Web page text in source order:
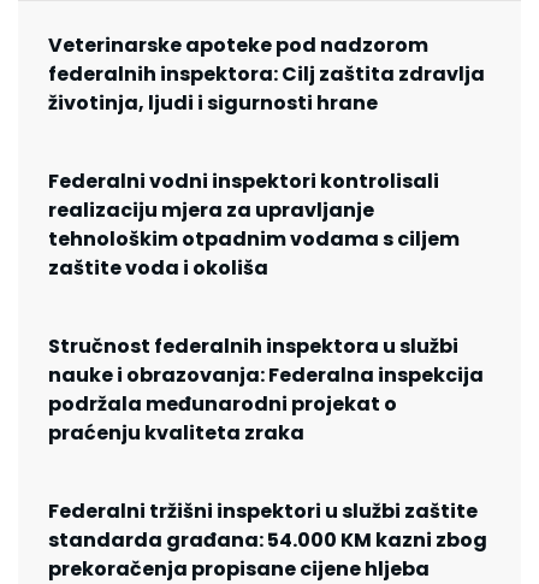
Veterinarske apoteke pod nadzorom
federalnih inspektora: Cilj zaštita zdravlja
životinja, ljudi i sigurnosti hrane
Federalni vodni inspektori kontrolisali
realizaciju mjera za upravljanje
tehnološkim otpadnim vodama s ciljem
zaštite voda i okoliša
Stručnost federalnih inspektora u službi
nauke i obrazovanja: Federalna inspekcija
podržala međunarodni projekat o
praćenju kvaliteta zraka
Federalni tržišni inspektori u službi zaštite
standarda građana: 54.000 KM kazni zbog
prekoračenja propisane cijene hljeba